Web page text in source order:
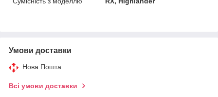
Умови доставки
Нова Пошта
Всі умови доставки